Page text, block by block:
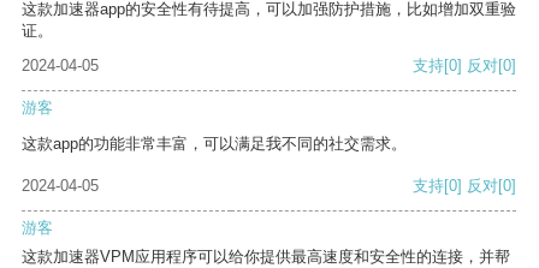
这款加速器app的安全性有待提高，可以加强防护措施，比如增加双重验
证。
2024-04-05
支持[0] 反对[0]
游客
这款app的功能非常丰富，可以满足我不同的社交需求。
2024-04-05 支持[0] 反对[0]
游客
这款加速器VPM应用程序可以给你提供最高速度和安全性的连接，并帮